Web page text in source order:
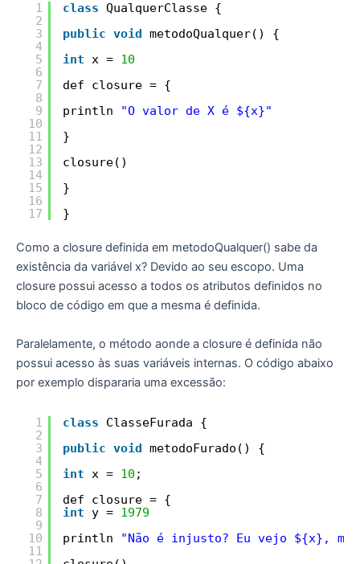
1
2
3
4
5
6
7
8
9
10
11
12
13
14
15
16
17
class QualquerClasse {
public void
metodoQualquer() {
int x = 10
def closure = {
println
"O valor de X é ${x}"
}
closure()
}
}
Como a closure definida em metodoQualquer() sabe da
existência da variável x? Devido ao seu escopo. Uma
closure possui acesso a todos os atributos definidos no
bloco de código em que a mesma é definida.
Paralelamente, o método aonde a closure é definida não
possui acesso às suas variáveis internas. O código abaixo
por exemplo dispararia uma excessão:
1
2
3
4
5
6
7
8
9
10
11
class
ClasseFurada {
public void metodoFurado() {
int
x = 10 ;
def closure = {
int
y = 1979
println
"Não é injusto? Eu vejo ${x},